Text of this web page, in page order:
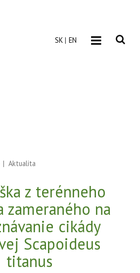
SK EN
Aktualita
z terénneho
zameraného na
cikády
Scapoideus
titanus